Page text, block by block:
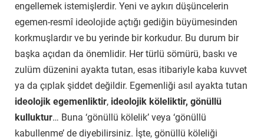
engellemek istemişlerdir. Yeni ve aykırı düşüncelerin
egemen-resmî ideolojide açtığı gediğin büyümesinden
korkmuşlardır ve bu yerinde bir korkudur. Bu durum bir
başka açıdan da önemlidir. Her türlü sömürü, baskı ve
zulüm düzenini ayakta tutan, esas itibariyle kaba kuvvet
ya da çıplak şiddet değildir. Egemenliği asıl ayakta tutan
ideolojik egemenliktir, ideolojik köleliktir, gönüllü
kulluktur… Buna ‘gönüllü kölelik’ veya ‘gönüllü
kabullenme’ de diyebilirsiniz. İşte, gönüllü köleliği